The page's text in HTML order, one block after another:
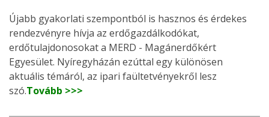
Újabb gyakorlati szempontból is hasznos és érdekes
rendezvényre hívja az erdőgazdálkodókat,
erdőtulajdonosokat a MERD - Magánerdőkért
Egyesület. Nyíregyházán ezúttal egy különösen
aktuális témáról, az ipari faültetvényekről lesz
szó.Tovább >>>